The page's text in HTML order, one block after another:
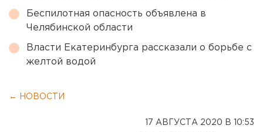
Беспилотная опасность объявлена в
Челябинской области
Власти Екатеринбурга рассказали о борьбе с
желтой водой
← НОВОСТИ
17 АВГУСТА 2020 В 10:53